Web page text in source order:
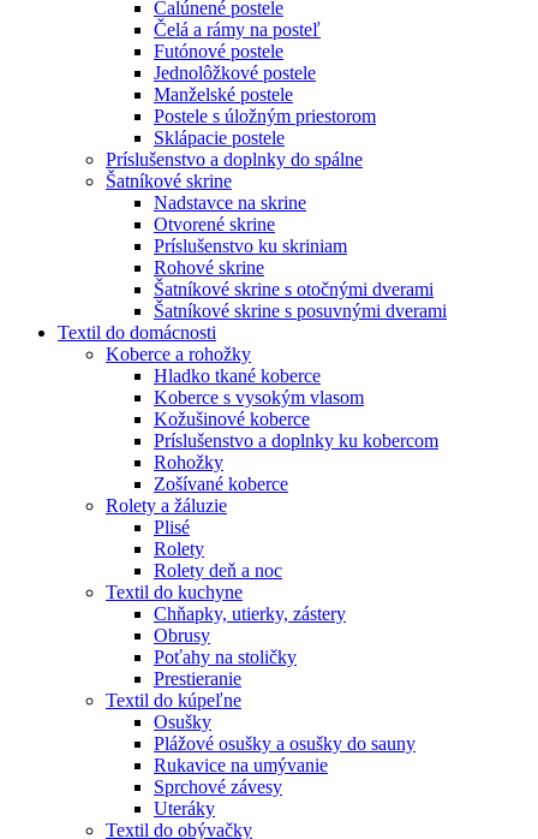
Čalúnené postele
Čelá a rámy na posteľ
Futónové postele
Jednolôžkové postele
Manželské postele
Postele s úložným priestorom
Sklápacie postele
Príslušenstvo a doplnky do spálne
Šatníkové skrine
Nadstavce na skrine
Otvorené skrine
Príslušenstvo ku skriniam
Rohové skrine
Šatníkové skrine s otočnými dverami
Šatníkové skrine s posuvnými dverami
Textil do domácnosti
Koberce a rohožky
Hladko tkané koberce
Koberce s vysokým vlasom
Kožušinové koberce
Príslušenstvo a doplnky ku kobercom
Rohožky
Zošívané koberce
Rolety a žáluzie
Plisé
Rolety
Rolety deň a noc
Textil do kuchyne
Chňapky, utierky, zástery
Obrusy
Poťahy na stoličky
Prestieranie
Textil do kúpeľne
Osušky
Plážové osušky a osušky do sauny
Rukavice na umývanie
Sprchové závesy
Uteráky
Textil do obývačky